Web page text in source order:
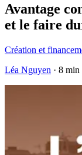
Avantage
et le faire
Création et
Léa Nguyen · 8